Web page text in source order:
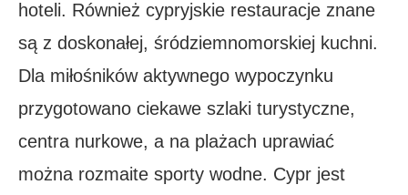
hoteli. Również cypryjskie restauracje znane
są z doskonałej, śródziemnomorskiej kuchni.
Dla miłośników aktywnego wypoczynku
przygotowano ciekawe szlaki turystyczne,
centra nurkowe, a na plażach uprawiać
można rozmaite sporty wodne. Cypr jest